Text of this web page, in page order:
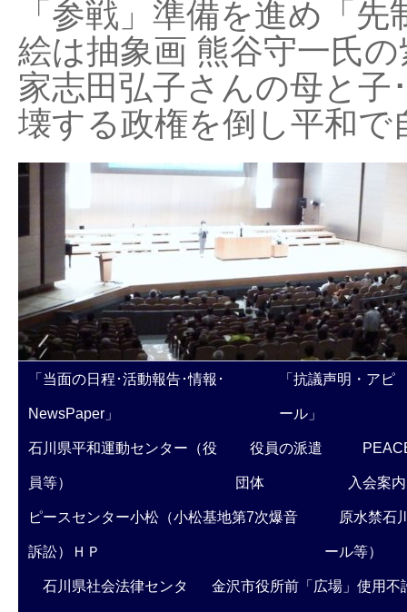
「参戦」準備を進め「
絵は抽象画 熊谷守一氏
家志田弘子さんの母と子
壊する政権を倒し平和
「当面の日程･活動報告･情報･
NewsPaper」
「抗議声明・アピ
ール」
石川県平和運動センター（役
員等）
役員の派遣
団体 入会案内
ピースセンター小松（小松基地第7次爆音
訴訟）ＨＰ
原水禁石
ール等）
石川県社会法律センタ 金沢市役所前「広場」使用不